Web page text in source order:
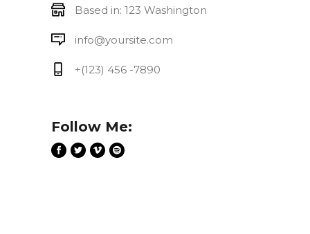
Based in: 123 Washington
info@yoursite.com
+(123) 456 -7890
Follow Me: